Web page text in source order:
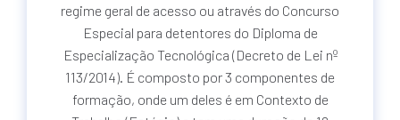
regime geral de acesso ou através do Concurso
Especial para detentores do Diploma de
Especialização Tecnológica (Decreto de Lei nº
113/2014). É composto por 3 componentes de
formação, onde um deles é em Contexto de